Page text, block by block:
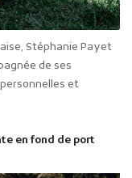
Stéphanie Payet
de ses
et
en fond de port